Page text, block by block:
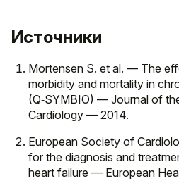
Источники
Mortensen S. et al. — The
morbidity and mortality in
(Q‑SYMBIO) — Journal of
Cardiology — 2014.
European Society of
for the diagnosis and
heart failure — European